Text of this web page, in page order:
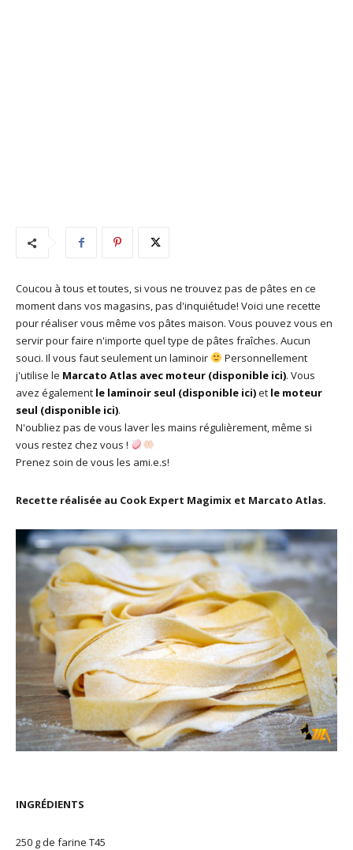
Coucou à tous et toutes, si vous ne trouvez pas de pâtes en ce
moment dans vos magasins, pas d'inquiétude! Voici une recette
pour réaliser vous même vos pâtes maison. Vous pouvez vous en
servir pour faire n'importe quel type de pâtes fraîches. Aucun
souci. Il vous faut seulement un laminoir
Personnellement
j'utilise le Marcato Atlas avec moteur (disponible ici). Vous
avez également le laminoir seul (disponible ici)et le moteur
seul (disponible ici).
N'oubliez pas de vous laver les mains régulièrement, même si
vous restez chez vous !
Prenez soin de vous les ami.e.s!
Recette réalisée au Cook Expert Magimix et Marcato Atlas.
INGRÉDIENTS
250 g de farine T45